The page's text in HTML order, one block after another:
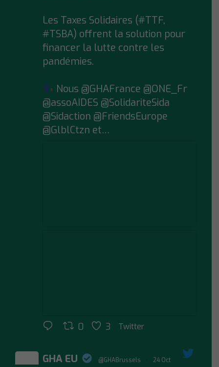
Les Taxes Solidaires (#TTF,
#TSBA) offrent la solution pour
financer la lutte contre les
pandémies.
Nous @GHAFrance @ONE_Fr
@assoAIDES @SolidariteSida
@Sidaction @FriendsEurope
@GlblCtzn et…
0 3 Twitter
GHA EU @GHABrussels · 24 Oct